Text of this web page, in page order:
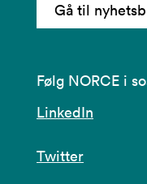
Gå til
Følg NORCE i
LinkedIn
Twitter